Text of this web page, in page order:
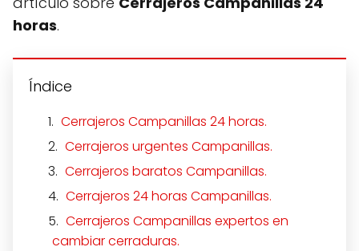
horas.
Índice
Cerrajeros Campanillas 24 horas.
Cerrajeros urgentes Campanillas.
Cerrajeros baratos Campanillas.
Cerrajeros 24 horas Campanillas.
Cerrajeros Campanillas expertos en
cambiar cerraduras.